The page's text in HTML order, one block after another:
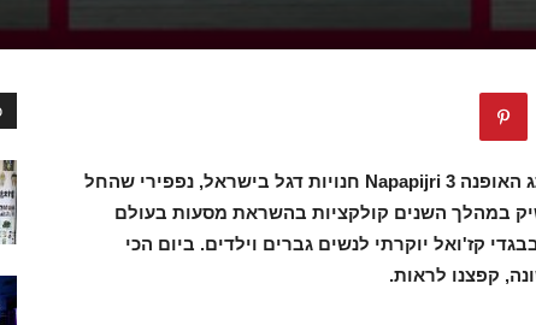
אחרי פריז, רומא ושאר ערים בעולם, משיק מותג האופנה Napapijri 3 חנויות דגל בישראל, נפפירי שהחל
במהלך השנים קולקציות בהשראת מסעות בעולם
קז'ואל יוקרתי לנשים גברים וילדים. ביום הכי
קפצנו לראות.